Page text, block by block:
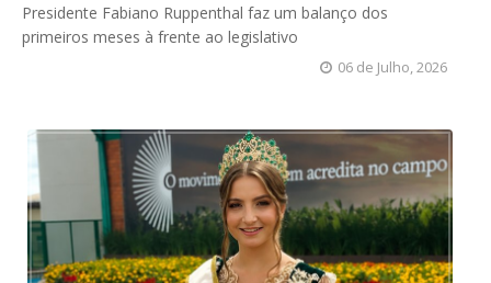
Presidente Fabiano Ruppenthal faz um balanço dos
primeiros meses à frente ao legislativo
06 de Julho, 2026